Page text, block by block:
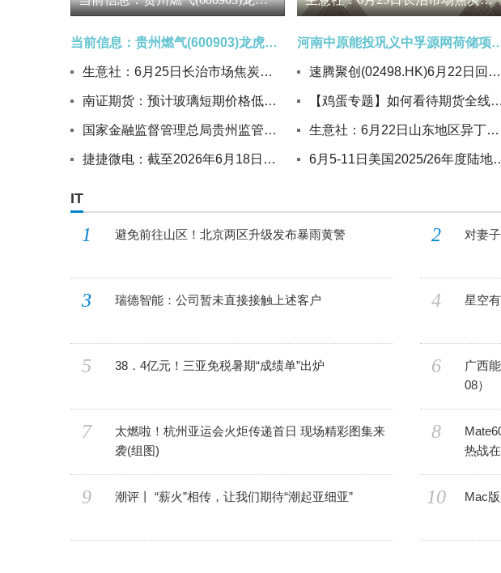
当前信息：贵州燃气(600903)龙虎榜数据(06-25)
生意社：6月25日长治市场焦炭价格偏强运行|热门看点
南证期货：预计玻璃短期价格低位震荡运行
国家金融监督管理总局贵州监管局核准杨胜花贵州茅台集团财务有限公司董事任职资格
捷捷微电：截至2026年6月18日公司股东总户数71,774户
河南中原能投巩义中孚源网荷储项目一
速腾聚创(02498.HK)6月22日回购21.50万股，耗资494.35万港元 今日热搜
【鸡蛋专题】如何看待期货全线大跌_微速讯
生意社：6月22日山东地区异丁醛行情趋稳
6月5-11日美国2025/26年度
IT
1 避免前往山区！北京两区升级发布暴雨黄警 2 对妻
3 瑞德智能：公司暂未直接接触上述客户 4 星空
5 38．4亿元！三亚免税暑期“成绩单”出炉 6
广西
08）
7
太燃啦！杭州亚运会火炬传递首日 现场精彩图集来
袭(组图)
8
热战
9 潮评丨 “薪火”相传，让我们期待“潮起亚细亚” 10 Mac